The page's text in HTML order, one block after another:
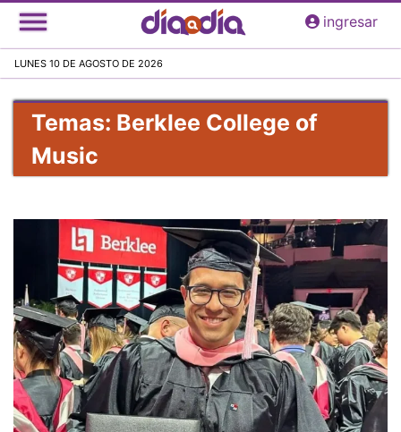
Pasar
al
principal
ingresar
LUNES 10 DE AGOSTO DE 2026
Temas: Berklee College of
Music